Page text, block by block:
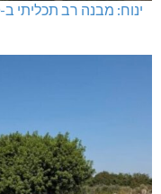
ינוח: מבנה רב תכליתי ב-120 מלש"ח